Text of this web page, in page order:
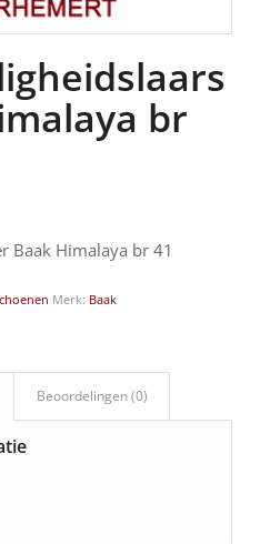
br
Baak Himalaya br 41
Merk: Baak
Beoordelingen (0)